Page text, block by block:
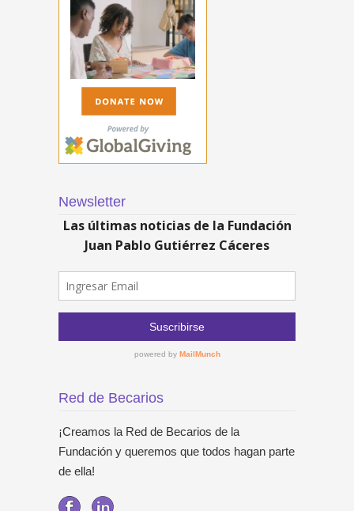
Newsletter
Red de Becarios
¡Creamos la Red de Becarios de la
Fundación y queremos que todos hagan parte
de ella!